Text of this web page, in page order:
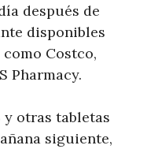
después de
disponibles
Costco,
Pharmacy.
y otras tabletas
siguiente,